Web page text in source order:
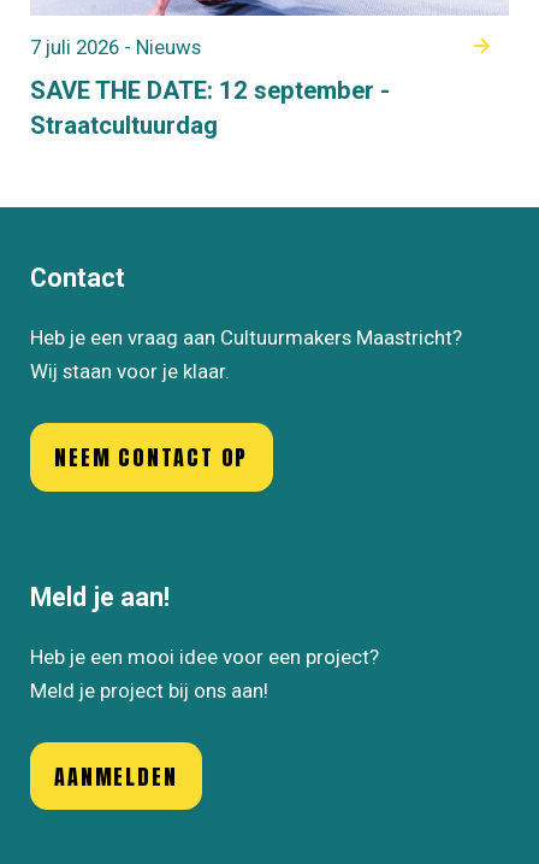
SAVE THE DATE: 12 september -
Straatcultuurdag
7 juli 2026 - Nieuws
Contact
Heb je een vraag aan Cultuurmakers Maastricht?
Wij staan voor je klaar.
NEEM CONTACT OP
Meld je aan!
Heb je een mooi idee voor een project?
Meld je project bij ons aan!
AANMELDEN